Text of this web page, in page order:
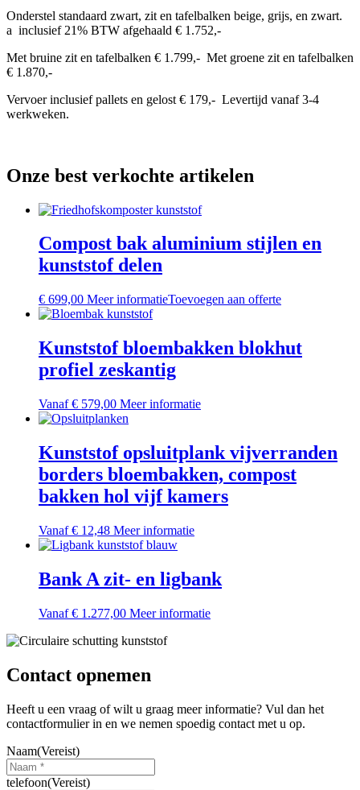
Onderstel standaard zwart, zit en tafelbalken beige, grijs, en zwart.
a inclusief 21% BTW afgehaald € 1.752,-
Met bruine zit en tafelbalken € 1.799,- Met groene zit en tafelbalken
€ 1.870,-
Vervoer inclusief pallets en gelost € 179,- Levertijd vanaf 3-4
werkweken.
Onze best verkochte artikelen
Compost bak aluminium stijlen en
kunststof delen
€ 699,00 Meer informatieToevoegen aan offerte
Kunststof bloembakken blokhut
profiel zeskantig
Vanaf € 579,00 Meer informatieDit
meerdere
variaties.
Deze
kan
productpagina
Kunststof opsluitplank vijverranden
borders bloembakken, compost
bakken hol vijf kamers
Vanaf € 12,48 Meer informatieDit
meerdere
variaties.
optie
productpagina
Bank A zit- en ligbank
Vanaf € 1.277,00 Meer informatieDit
kan
gekozen
Contact opnemen
Heeft u een vraag of wilt u graag meer informatie? Vul dan het
contactformulier in en we nemen spoedig contact met u op.
Naam(Vereist)
telefoon(Vereist)